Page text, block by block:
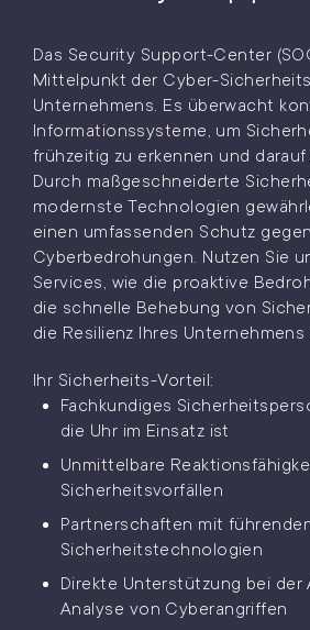
Das Security Support-Center
Mittelpunkt der Cyber-
Unternehmens. Es überwacht
Informationssysteme, um
frühzeitig zu erkennen und darauf
Durch maßgeschneiderte
modernste Technologien
einen umfassenden Schutz gegen
Cyberbedrohungen. Nutzen Sie
Services, wie die proaktive
die schnelle Behebung von
die Resilienz Ihres Unternehmens
Ihr Sicherheits-Vorteil:
Fachkundiges
die Uhr im Einsatz ist
Unmittelbare
Sicherheitsvorfällen
Partnerschaften mit
Sicherheitstechnologien
Direkte Unterstützung bei der
Analyse von Cyberangriffen